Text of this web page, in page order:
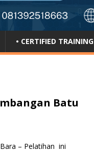
• CERTIFIED TRAINING
Batu
– Pelatihan ini